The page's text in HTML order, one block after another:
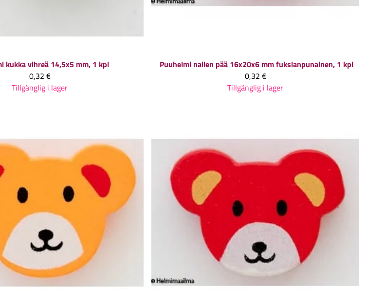
kukka vihreä 14,5x5 mm, 1 kpl
0,32 €
Tillgänglig i lager
Puuhelmi nallen pää 16x20x6 mm fuksianpunainen, 1 kpl
0,32 €
Tillgänglig i lager